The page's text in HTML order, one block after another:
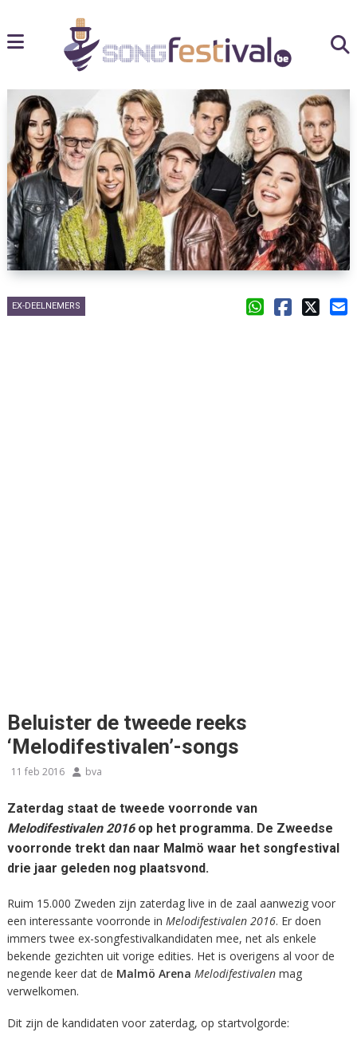
EX-DEELNEMERS
Beluister de tweede reeks
‘Melodifestivalen’-songs
11 feb 2016 bva
Zaterdag staat de tweede voorronde van
Melodifestivalen 2016op het programma. De Zweedse
voorronde trekt dan naar Malmö waar het songfestival
drie jaar geleden nog plaatsvond.
Ruim 15.000 Zweden zijn zaterdag live in de zaal aanwezig voor
een interessante voorronde in Melodifestivalen 2016. Er doen
immers twee ex-songfestivalkandidaten mee, net als enkele
bekende gezichten uit vorige edities. Het is overigens al voor de
negende keer dat de Malmö Arena Melodifestivalenmag
verwelkomen.
Dit zijn de kandidaten voor zaterdag, op startvolgorde: